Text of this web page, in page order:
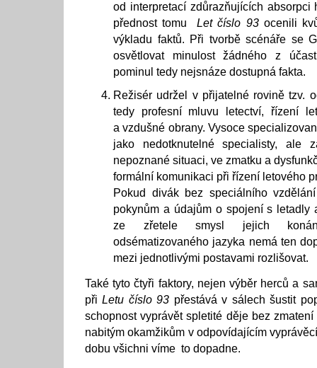
od interpretací zdůrazňujících absorpci
přednost tomuLet číslo 93ocenili
výkladu faktů. Při tvorbě scénáře se
osvětlovat minulost žádného z
pominul tedy nejsnáze dostupná fakta.
Režisér udržel v přijatelné rovině tzv.
tedy profesní mluvu letectví, řízení
a vzdušné obrany. Vysoce
jako nedotknutelné specialisty, ale
nepoznané situaci, ve zmatku a
formální komunikaci při řízení letového
Pokud divák bez speciálního
pokynům a údajům o spojení s letadly
ze zřetele smysl jejich
odsématizovaného jazyka nemá ten
mezi jednotlivými postavami rozlišovat.
Také tyto čtyři faktory, nejen výběr herců a
přiLetu číslo 93 přestává v sálech šustit
schopnost vyprávět spletité děje bez
nabitým okamžikům v odpovídajícím
dobu všichni víme to dopadne.